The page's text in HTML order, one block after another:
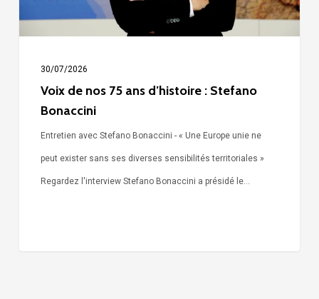
Stefano
Bonaccini
30/07/2026
Voix de nos 75 ans d’histoire : Stefano
Bonaccini
Entretien avec Stefano Bonaccini - « Une Europe unie ne
peut exister sans ses diverses sensibilités territoriales »
Regardez l'interview Stefano Bonaccini a présidé le…